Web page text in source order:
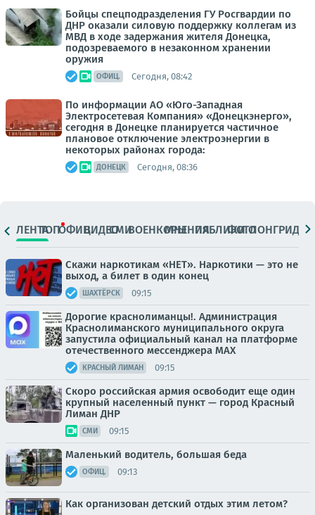
Бойцы спецподразделения ГУ Росгвардии по
ДНР оказали силовую поддержку коллегам из
МВД в ходе задержания жителя Донецка,
подозреваемого в незаконном хранении
оружия
ОФИЦ. Сегодня, 08:42
По информации АО «Юго-Западная
Электросетевая Компания» «Донецкэнерго»,
сегодня в Донецке планируется частичное
плановое отключение электроэнергии в
некоторых районах города:
ДОНЕЦК Сегодня, 08:36
ЛЕНТАТОПОФИЦ.ВИДЕОСМИВОЕНКОРЫМНЕНИЯПАБЛИКИ
ФОТОЛОНГРИДЫ
Скажи наркотикам «НЕТ». Наркотики — это не
выход, а билет в один конец
ШАХТЁРСК 09:15
Дорогие краснолиманцы!. Администрация
Краснолиманского муниципального округа
запустила официальный канал на платформе
отечественного мессенджера МАХ
КРАСНЫЙ ЛИМАН 09:15
Скоро российская армия освободит еще один
крупный населенный пункт — город Красный
Лиман ДНР
СМИ 09:15
Маленький водитель, большая беда
ОФИЦ. 09:13
Как организован детский отдых этим летом?